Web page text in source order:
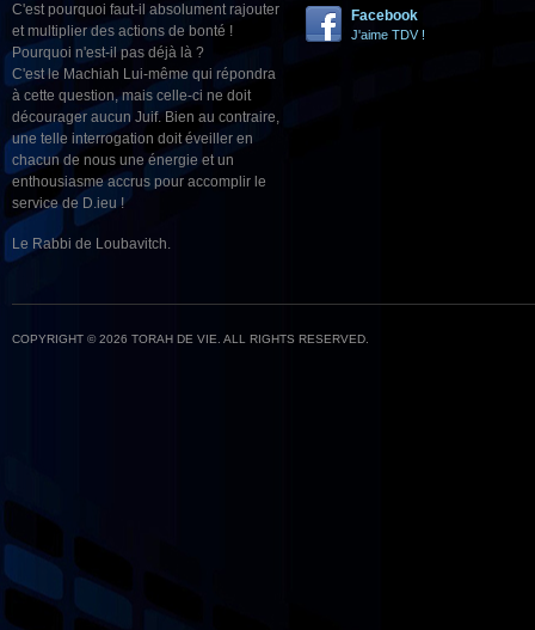
C'est pourquoi faut-il absolument rajouter
et multiplier des actions de bonté !
Pourquoi n'est-il pas déjà là ?
C'est le Machiah Lui-même qui répondra
à cette question, mais celle-ci ne doit
décourager aucun Juif. Bien au contraire,
une telle interrogation doit éveiller en
chacun de nous une énergie et un
enthousiasme accrus pour accomplir le
service de D.ieu !
Le Rabbi de Loubavitch.
Facebook
J'aime TDV !
COPYRIGHT © 2026 TORAH DE VIE. ALL RIGHTS RESERVED.